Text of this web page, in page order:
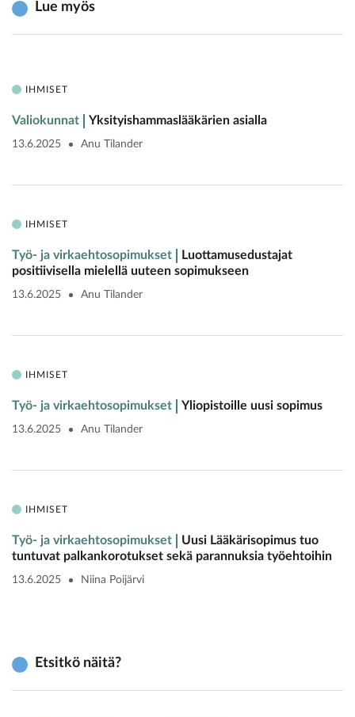
Lue myös
IHMISET
Valiokunnat Yksityishammaslääkärien asialla
13.6.2025 Anu Tilander
IHMISET
Työ- ja virkaehtosopimukset
Luottamusedustajat
positiivisella ­mielellä uuteen sopimukseen
13.6.2025 Anu Tilander
IHMISET
Työ- ja virkaehtosopimukset Yliopistoille uusi sopimus
13.6.2025 Anu Tilander
IHMISET
Työ- ja virkaehtosopimukset
Uusi Lääkärisopimus tuo
tuntuvat palkankorotukset sekä parannuksia työehtoihin
13.6.2025 Niina Poijärvi
Etsitkö näitä?